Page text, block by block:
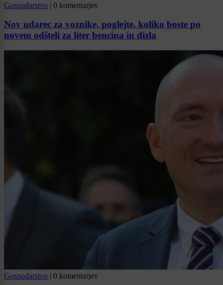
Gospodarstvo | 0 komentarjev
Nov udarec za voznike, poglejte, koliko boste po
novem odšteli za liter bencina in dizla
Gospodarstvo | 0 komentarjev